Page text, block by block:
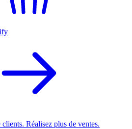
Réalisez plus de ventes.